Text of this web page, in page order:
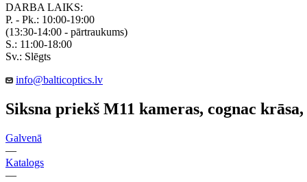
DARBA LAIKS:
P. - Pk.: 10:00-19:00
(13:30-14:00 - pārtraukums)
S.: 11:00-18:00
Sv.: Slēgts
info@balticoptics.lv
Siksna priekš M11 kameras, cognac krāsa,
Galvenā
—
Katalogs
—